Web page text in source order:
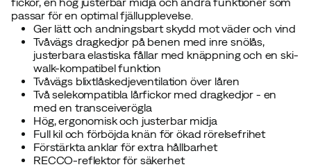
passar för en optimal fjällupplevelse.
Ger lätt och andningsbart skydd mot väder och vind
Tvåvägs dragkedjor på benen med inre snölås,
justerbara elastiska fållar med knäppning och en ski-
walk-kompatibel funktion
Tvåvägs blixtlåskedjeventilation över låren
Två selekompatibla lårfickor med dragkedjor - en
med en transceiverögla
Hög, ergonomisk och justerbar midja
Full kil och förböjda knän för ökad rörelsefrihet
Förstärkta anklar för extra hållbarhet
RECCO-reflektor för säkerhet